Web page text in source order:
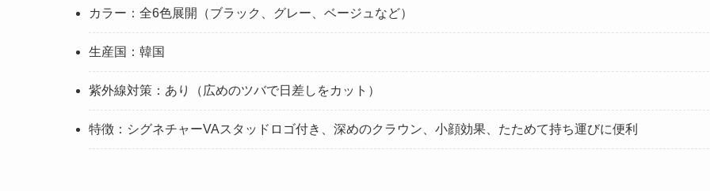
カラー：全6色展開（ブラック、グレー、ベージュなど）
生産国：韓国
紫外線対策：あり（広めのツバで日差しをカット）
特徴：シグネチャーVAスタッドロゴ付き、深めのクラウン、小顔効果、たためて持ち運びに便利